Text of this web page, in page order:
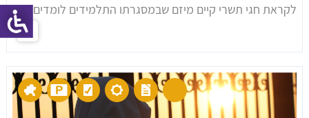
לקראת חגי תשרי קיים מיזם שבמסגרתו התלמידים לומדים...